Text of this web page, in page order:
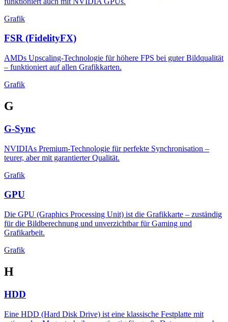
Grafik
FSR (FidelityFX)
AMDs Upscaling-Technologie für höhere FPS bei guter Bildqualität
– funktioniert auf allen Grafikkarten.
Grafik
G
G-Sync
NVIDIAs Premium-Technologie für perfekte Synchronisation –
teurer, aber mit garantierter Qualität.
Grafik
GPU
Die GPU (Graphics Processing Unit) ist die Grafikkarte – zuständig
für die Bildberechnung und unverzichtbar für Gaming und
Grafikarbeit.
Grafik
H
HDD
Eine HDD (Hard Disk Drive) ist eine klassische Festplatte mit